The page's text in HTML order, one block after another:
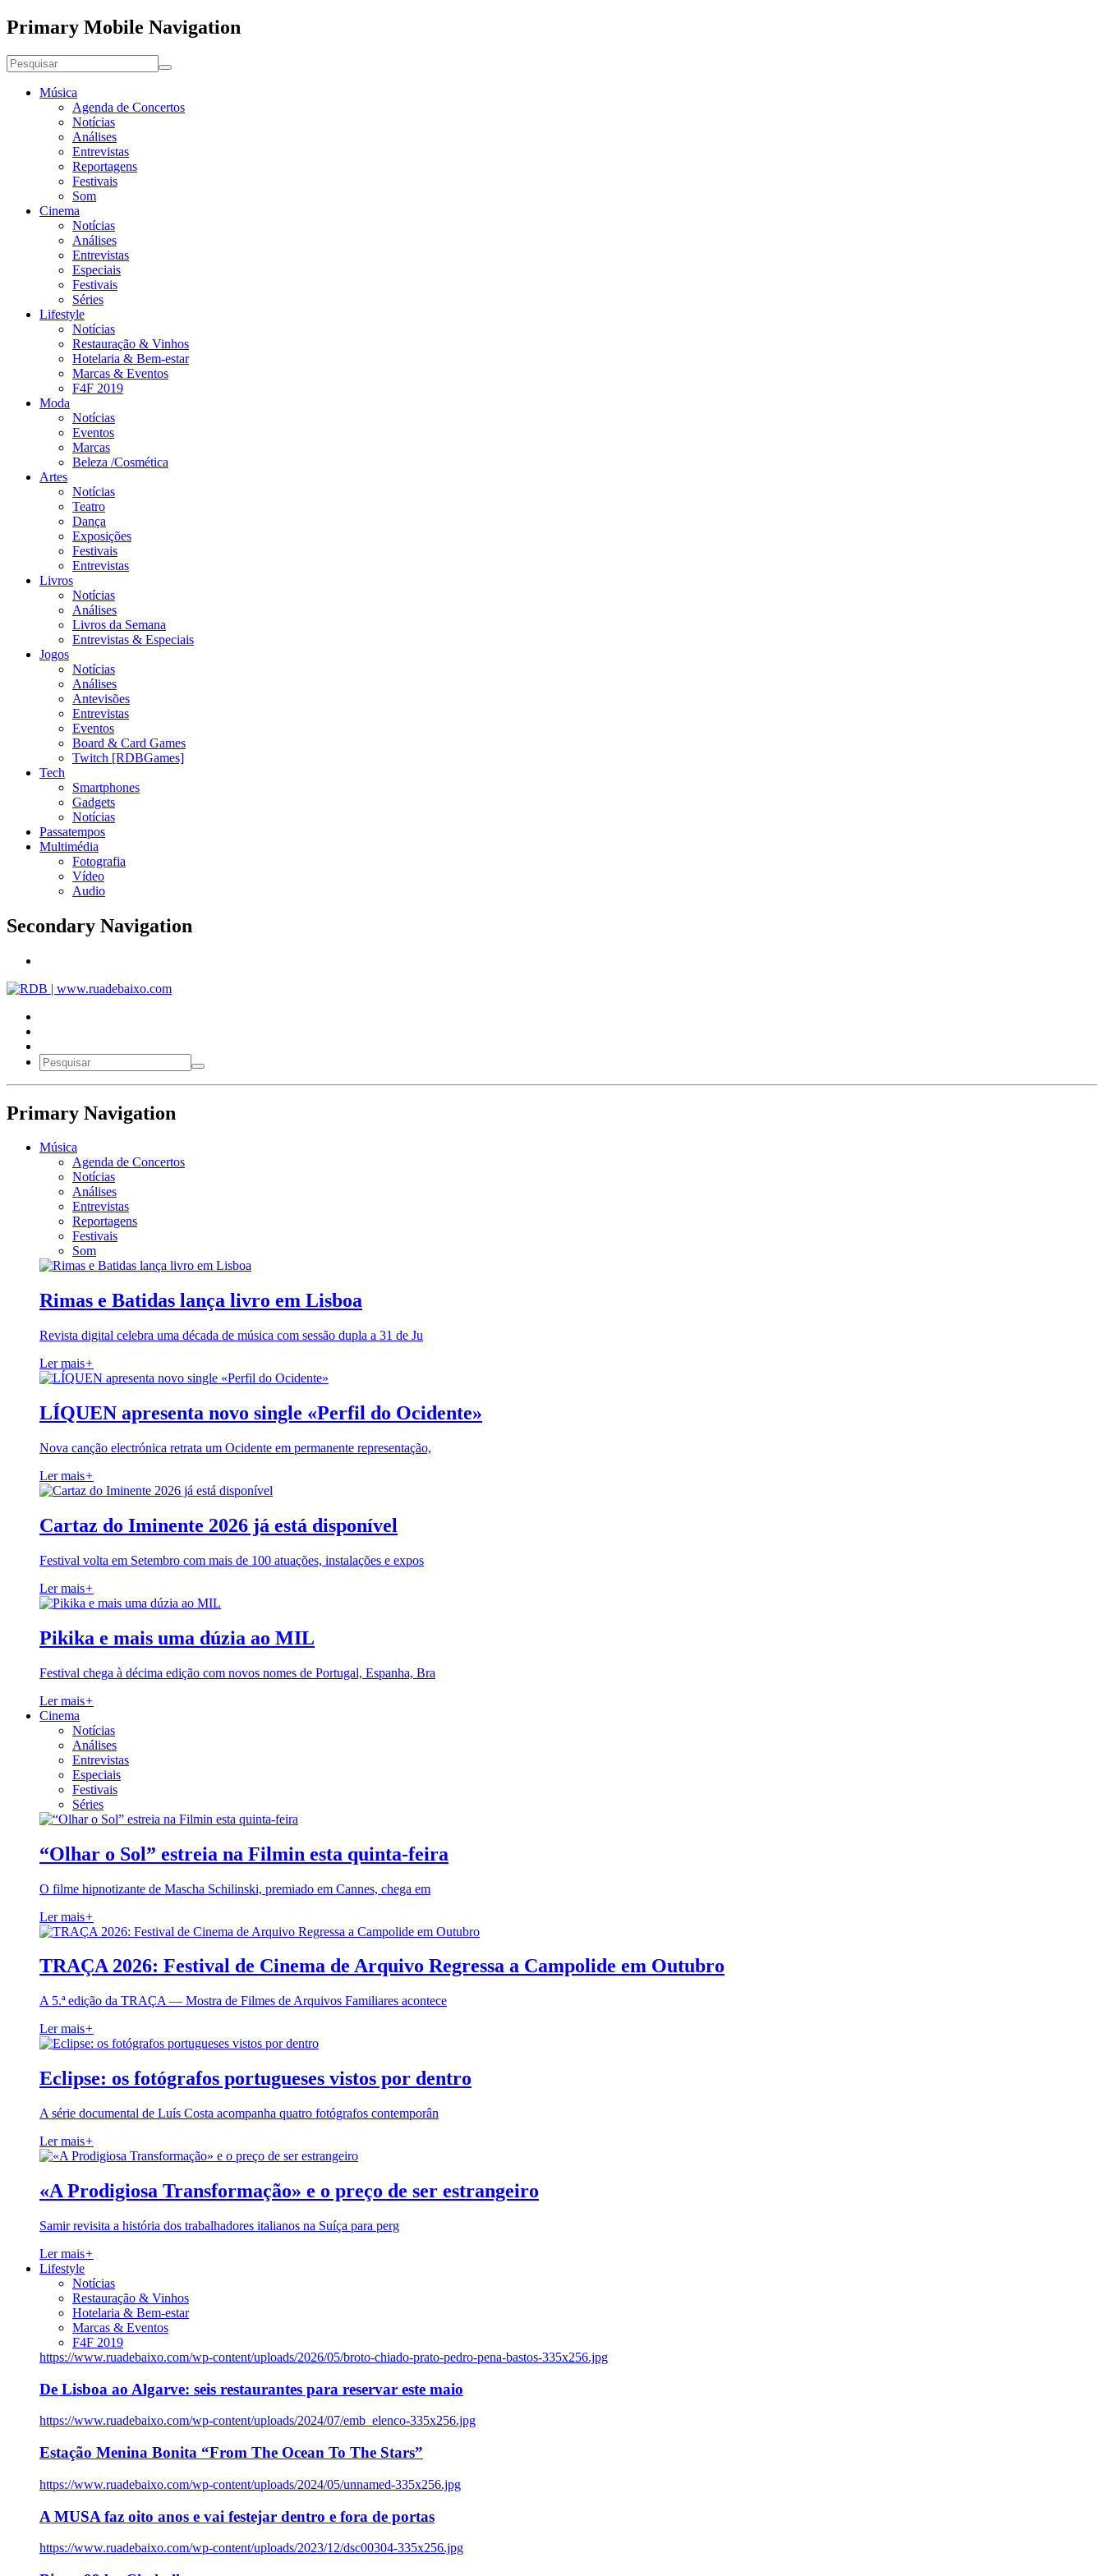
Primary Mobile Navigation
Música
Agenda de Concertos
Notícias
Análises
Entrevistas
Reportagens
Festivais
Som
Cinema
Notícias
Análises
Entrevistas
Especiais
Festivais
Séries
Lifestyle
Notícias
Restauração & Vinhos
Hotelaria & Bem-estar
Marcas & Eventos
F4F 2019
Moda
Notícias
Eventos
Marcas
Beleza /Cosmética
Artes
Notícias
Teatro
Dança
Exposições
Festivais
Entrevistas
Livros
Notícias
Análises
Livros da Semana
Entrevistas & Especiais
Jogos
Notícias
Análises
Antevisões
Entrevistas
Eventos
Board & Card Games
Twitch [RDBGames]
Tech
Smartphones
Gadgets
Notícias
Passatempos
Multimédia
Fotografia
Vídeo
Audio
Secondary Navigation
Primary Navigation
Música
Agenda de Concertos
Notícias
Análises
Entrevistas
Reportagens
Festivais
Som
Rimas e Batidas lança livro em Lisboa
Revista digital celebra uma década de música com sessão dupla a 31 de Ju
Ler mais+
LÍQUEN apresenta novo single «Perfil do Ocidente»
Nova canção electrónica retrata um Ocidente em permanente representação,
Ler mais+
Cartaz do Iminente 2026 já está disponível
Festival volta em Setembro com mais de 100 atuações, instalações e expos
Ler mais+
Pikika e mais uma dúzia ao MIL
Festival chega à décima edição com novos nomes de Portugal, Espanha, Bra
Ler mais+
Cinema
Notícias
Análises
Entrevistas
Especiais
Festivais
Séries
“Olhar o Sol” estreia na Filmin esta quinta-feira
O filme hipnotizante de Mascha Schilinski, premiado em Cannes, chega em
Ler mais+
TRAÇA 2026: Festival de Cinema de Arquivo Regressa a Campolide em Outubro
A 5.ª edição da TRAÇA — Mostra de Filmes de Arquivos Familiares acontece
Ler mais+
Eclipse: os fotógrafos portugueses vistos por dentro
A série documental de Luís Costa acompanha quatro fotógrafos contemporân
Ler mais+
«A Prodigiosa Transformação» e o preço de ser estrangeiro
Samir revisita a história dos trabalhadores italianos na Suíça para perg
Ler mais+
Lifestyle
Notícias
Restauração & Vinhos
Hotelaria & Bem-estar
Marcas & Eventos
F4F 2019
https://www.ruadebaixo.com/wp-content/uploads/2026/05/broto-chiado-prato-pedro-pena-bastos-335x256.jpg
De Lisboa ao Algarve: seis restaurantes para reservar este maio
https://www.ruadebaixo.com/wp-content/uploads/2024/07/emb_elenco-335x256.jpg
Estação Menina Bonita “From The Ocean To The Stars”
https://www.ruadebaixo.com/wp-content/uploads/2024/05/unnamed-335x256.jpg
A MUSA faz oito anos e vai festejar dentro e fora de portas
https://www.ruadebaixo.com/wp-content/uploads/2023/12/dsc00304-335x256.jpg